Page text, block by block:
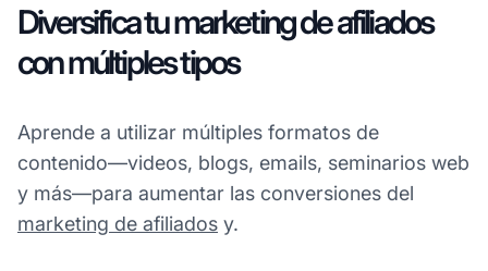
Diversifica tu marketing de afiliados
con múltiples tipos
Aprende a utilizar múltiples formatos de
contenido—videos, blogs, emails, seminarios web
y más—para aumentar las conversiones del
marketing de afiliados y.